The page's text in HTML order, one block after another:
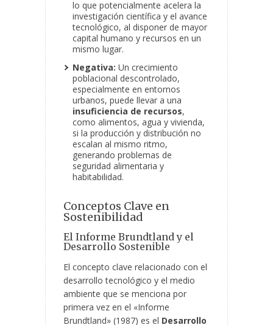
lo que potencialmente acelera la
investigación científica y el avance
tecnológico, al disponer de mayor
capital humano y recursos en un
mismo lugar.
Negativa: Un crecimiento
poblacional descontrolado,
especialmente en entornos
urbanos, puede llevar a una
insuficiencia de recursos,
como alimentos, agua y vivienda,
si la producción y distribución no
escalan al mismo ritmo,
generando problemas de
seguridad alimentaria y
habitabilidad.
Conceptos Clave en
Sostenibilidad
El Informe Brundtland y el
Desarrollo Sostenible
El concepto clave relacionado con el
desarrollo tecnológico y el medio
ambiente que se menciona por
primera vez en el «Informe
Brundtland» (1987) es el Desarrollo